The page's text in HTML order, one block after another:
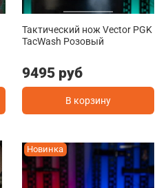
Тактический нож Vector PGK
TacWash Розовый
9495 руб
В корзину
Новинка